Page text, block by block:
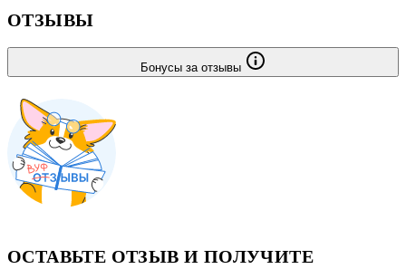
ОТЗЫВЫ
Бонусы за отзывы
ОСТАВЬТЕ ОТЗЫВ И ПОЛУЧИТЕ